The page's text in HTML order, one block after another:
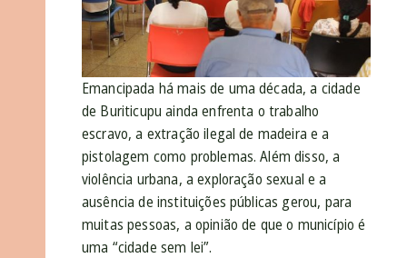
Emancipada há mais de uma década, a cidade
de Buriticupu ainda enfrenta o trabalho
escravo, a extração ilegal de madeira e a
pistolagem como problemas. Além disso, a
violência urbana, a exploração sexual e a
ausência de instituições públicas gerou, para
muitas pessoas, a opinião de que o município é
uma “cidade sem lei”.